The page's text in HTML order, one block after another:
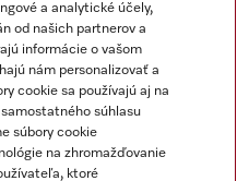
a analytické účely,
od našich partnerov a
informácie o vašom
nám personalizovať a
cookie sa používajú aj na
súhlasu
súbory cookie
na zhromažďovanie
ktoré